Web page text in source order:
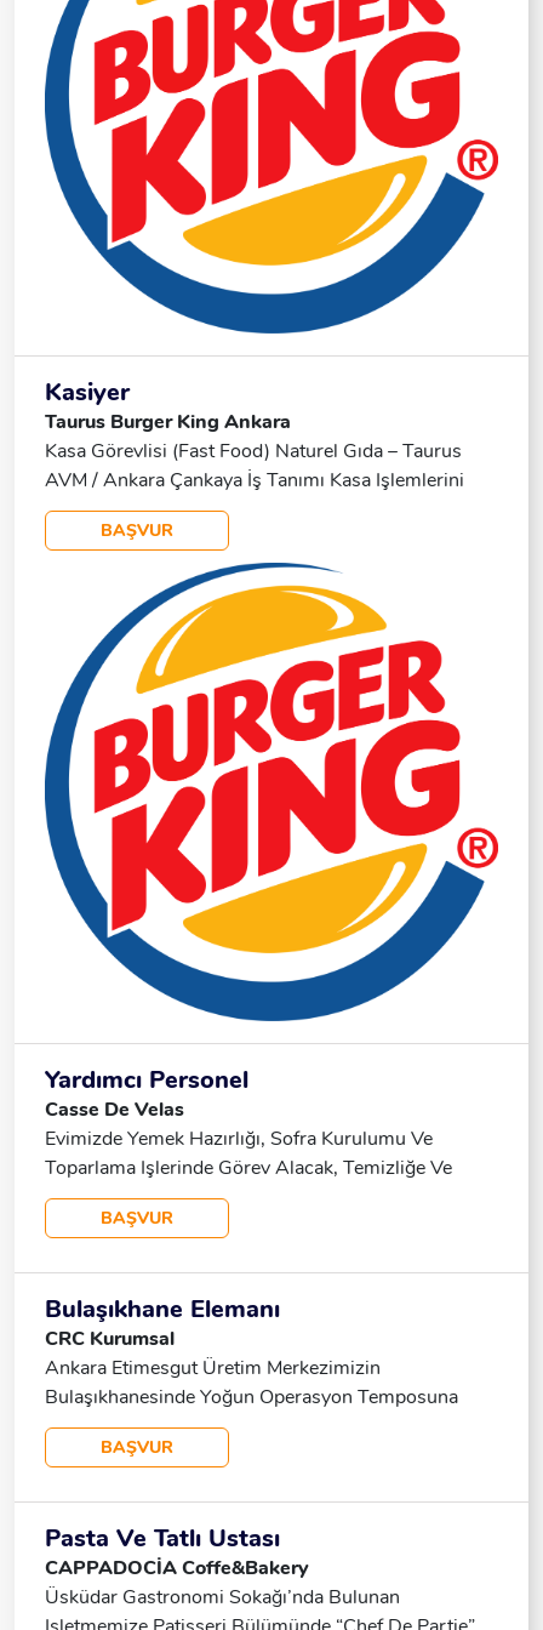
+ Yemek Maaş: 30.000 TL
Kasiyer
Taurus Burger King Ankara
Kasa Görevlisi (Fast Food) Naturel Gıda – Taurus
AVM / Ankara Çankaya İş Tanımı Kasa Işlemlerini
Eksiksiz Ve Doğru Şekilde Gerçekleştirmek Müşteri
Siparişlerini Almak Ve Yönlendirmek Paket Ve Salon
Sipariş Süreçlerine Destek Olmak Temizlik Ve Düzen
Kurallarına Uymak Aranan Nitelikler En Az Ilköğretim
Mezunu Deneyim Şartı Aranmamaktadır İletişim
Becerileri Güçlü Vardiyalı Çalışmaya Uygun Takım
Çalışmasına Yatkın Çalışma Şartları Tam Zamanlı
(Full Time) SGK + Yemek Maaş: 30.000 TL
BAŞVUR
Yardımcı Personel
Casse De Velas
Evimizde Yemek Hazırlığı, Sofra Kurulumu Ve
Toparlama Işlerinde Görev Alacak, Temizliğe Ve
Hijyene Önem Veren, Düzenli Ve Sorumluluk Sahibi
Bayan Yardımcı Arıyoruz. Çalışma Saatleri: 09:00 –
BAŞVUR
Bulaşıkhane Elemanı
CRC Kurumsal
Ankara Etimesgut Üretim Merkezimizin
Bulaşıkhanesinde Yoğun Operasyon Temposuna
Sahip Işletmelerde En Az 1 Yıl Deneyim Sahibi En Az
Ilkokul Mezunu Takım Çalışmasına Yatkın Güçlü
Çalışma Saatleri Hafta Içi Sabah 8.16 Cumartesi
Yarım Gün Sincan Mamak Keçiören Bölgelerinde
Servislerimiz Mevcut.
BAŞVUR
Pasta Ve Tatlı Ustası
CAPPADOCİA Coffe&Bakery
Üsküdar Gastronomi Sokağı’nda Bulunan